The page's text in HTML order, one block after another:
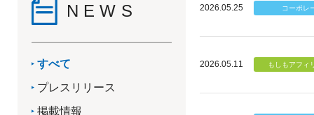
NEWS
すべて
プレスリリース
掲載情報
2026.05.25
2026.05.11